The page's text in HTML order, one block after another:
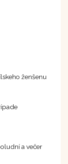
ženšenu
a večer